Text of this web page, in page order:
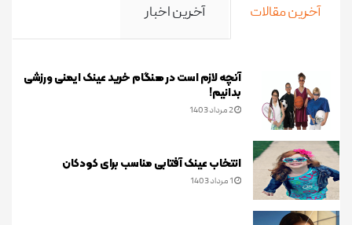
آخرین مقالات آخرین اخبار
آنچه لازم است در هنگام خرید عینک ایمنی ورزشی
بدانیم!
2 مرداد 1403
انتخاب عینک آفتابی مناسب برای کودکان
1 مرداد 1403